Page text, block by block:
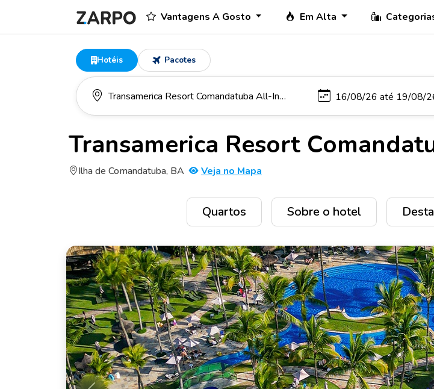
Vantagens A Gosto Em Alta
Hotéis Pacotes
Transamerica Resort
Ilha de Comandatuba, BA Veja no Mapa
Quartos Sobre o hotel